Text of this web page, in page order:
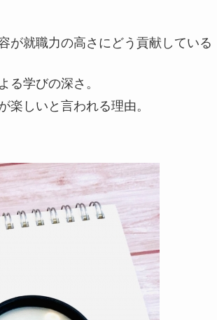
が就職力の高さにどう貢献している
る学びの深さ。
楽しいと言われる理由。